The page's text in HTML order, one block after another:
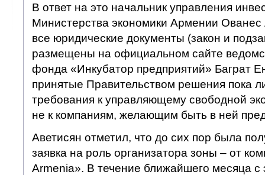
В ответ на это начальник управления
Министерства экономики Армении Ованес
все юридические документы (закон и
размещены на официальном сайте
фонда «Инкубатор предприятий» Баграт
принятые Правительством решения пока
требования к управляющему свободной
не к компаниям, желающим быть в ней
Аветисян отметил, что до сих пор была
заявка на роль организатора зоны – от
Armenia». В течение ближайшего месяца с